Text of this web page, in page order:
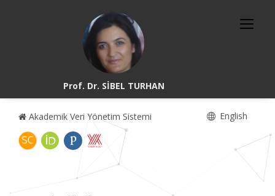
Prof. Dr. SİBEL TURHAN
Akademik Veri Yönetim Sistemi English